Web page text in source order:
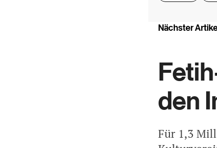
Nächster
den
Für 1,3